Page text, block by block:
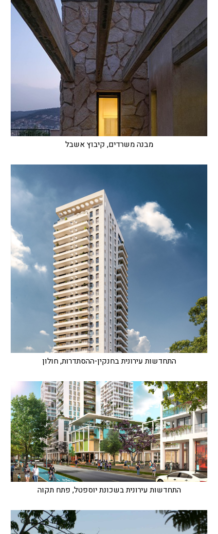
מבנה משרדים, קיבוץ אשבל
התחדשות עירונית בחנקין-ההסתדרות, חולון
התחדשות עירונית בשכונת יוספטל, פתח תקוה